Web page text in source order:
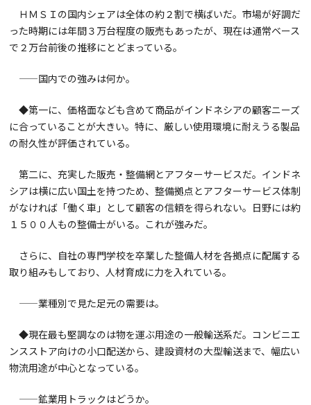
ＨＭＳＩの国内シェアは全体の約２割で横ばいだ。市場が好調だ
った時期には年間３万台程度の販売もあったが、現在は通常ベース
で２万台前後の推移にとどまっている。
——国内での強みは何か。
◆第一に、価格面なども含めて商品がインドネシアの顧客ニーズ
に合っていることが大きい。特に、厳しい使用環境に耐えうる製品
の耐久性が評価されている。
第二に、充実した販売・整備網とアフターサービスだ。インドネ
シアは横に広い国土を持つため、整備拠点とアフターサービス体制
がなければ「働く車」として顧客の信頼を得られない。日野には約
１５００人もの整備士がいる。これが強みだ。
さらに、自社の専門学校を卒業した整備人材を各拠点に配属する
取り組みもしており、人材育成に力を入れている。
——業種別で見た足元の需要は。
◆現在最も堅調なのは物を運ぶ用途の一般輸送系だ。コンビニエ
ンスストア向けの小口配送から、建設資材の大型輸送まで、幅広い
物流用途が中心となっている。
——鉱業用トラックはどうか。